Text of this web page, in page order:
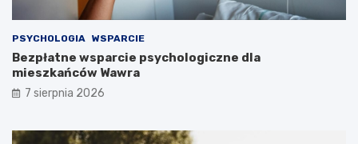
PSYCHOLOGIA WSPARCIE
Bezpłatne wsparcie psychologiczne dla
mieszkańców Wawra
7 sierpnia 2026